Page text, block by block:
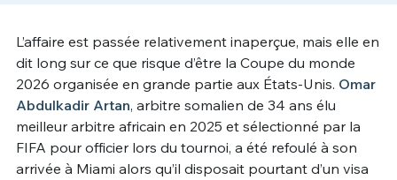
L’affaire est passée relativement inaperçue, mais elle en
dit long sur ce que risque d’être la Coupe du monde
2026 organisée en grande partie aux États-Unis. Omar
Abdulkadir Artan, arbitre somalien de 34 ans élu
meilleur arbitre africain en 2025 et sélectionné par la
FIFA pour officier lors du tournoi, a été refoulé à son
arrivée à Miami alors qu’il disposait pourtant d’un visa
Un Thread
C'EST PARTI